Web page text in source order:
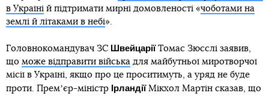
в Україні й підтримати мирні домовленості «чоботами на
землі й літаками в небі».
Головнокомандувач ЗС ШвейцаріїТомас Зюсслі заявив,
що може відправити війська для майбутньої миротворчої
місії в Україні, якщо про це проситимуть, а уряд не буде
проти. Премʼєр-міністр Ірландії Мікхол Мартін сказав, що